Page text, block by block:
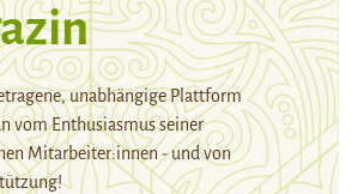
unabhängige Plattform
vom Enthusiasmus seiner
Mitarbeiter:innen - und von